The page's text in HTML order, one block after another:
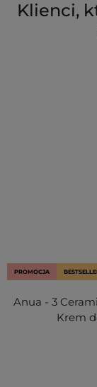
Klienci,
PROMOCJA
Anua - 3
Krem